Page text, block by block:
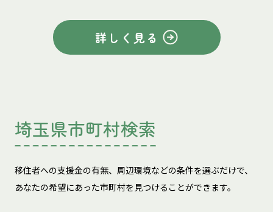
詳しく見る
埼玉県市町村検索
移住者への支援金の有無、周辺環境などの条件を選ぶだけで、
あなたの希望にあった市町村を見つけることができます。